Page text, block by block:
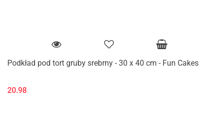
Podkład pod tort gruby srebrny - 30 x 40 cm - Fun Cakes
20.98